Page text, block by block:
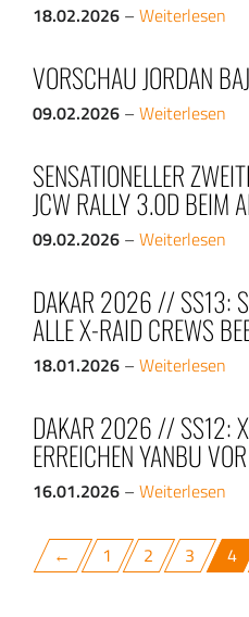
18.02.2026 – Weiterlesen
VORSCHAU JORDAN
09.02.2026 – Weiterlesen
SENSATIONELLER
JCW RALLY 3.0D BEIM
09.02.2026 – Weiterlesen
DAKAR 2026 // SS13:
ALLE X-RAID CREWS
18.01.2026 – Weiterlesen
DAKAR 2026 // SS12:
ERREICHEN YANBU
16.01.2026 – Weiterlesen
← 1 2 3 4